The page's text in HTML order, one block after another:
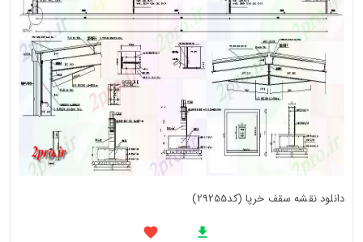
دانلود نقشه سقف خرپا (کد29255)